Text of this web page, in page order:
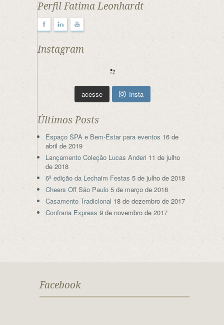
Perfil Fatima Leonhardt
F l y
Instagram
acesse Insta
Últimos Posts
Espaço SPA e Bem-Estar para eventos 16 de
abril de 2019
Lançamento Coleção Lucas Anderi 11 de julho
de 2018
6ª edição da Lechaim Festas 5 de julho de 2018
Cheers Off São Paulo 5 de março de 2018
Casamento Tradicional 18 de dezembro de 2017
Confraria Express 9 de novembro de 2017
Facebook